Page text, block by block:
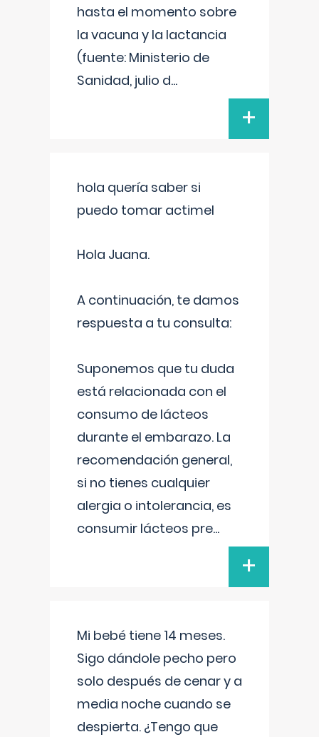
hasta el momento sobre
la vacuna y la lactancia
(fuente: Ministerio de
Sanidad, julio d...
+
hola quería saber si
puedo tomar actimel
Hola Juana.
A continuación, te damos
respuesta a tu consulta:
Suponemos que tu duda
está relacionada con el
consumo de lácteos
durante el embarazo. La
recomendación general,
si no tienes cualquier
alergia o intolerancia, es
consumir lácteos pre...
+
Mi bebé tiene 14 meses.
Sigo dándole pecho pero
solo después de cenar y a
media noche cuando se
despierta. ¿Tengo que